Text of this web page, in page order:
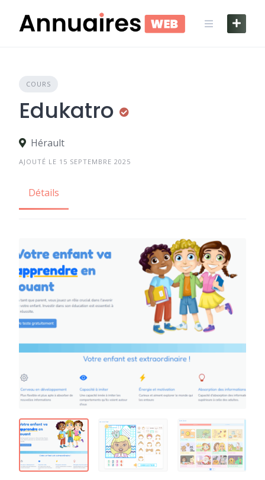
content
COURS
Edukatro
Hérault
AJOUTÉ LE 15 SEPTEMBRE 2025
Détails